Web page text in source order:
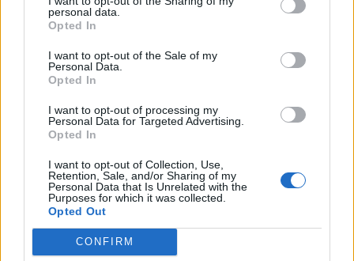
personal data.
Opted In
I want to opt-out of the Sale of my
Personal Data.
Opted In
I want to opt-out of processing my
Personal Data for Targeted Advertising.
Opted In
I want to opt-out of Collection, Use,
Retention, Sale, and/or Sharing of my
Personal Data that Is Unrelated with the
Purposes for which it was collected.
Opted Out
CONFIRM
szóljon hozzá!
Ezek is érdekelhetik
Krónika